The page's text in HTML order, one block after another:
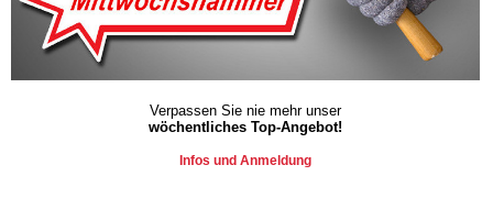
Verpassen Sie nie mehr unser
wöchentliches Top-Angebot!
Infos und Anmeldung